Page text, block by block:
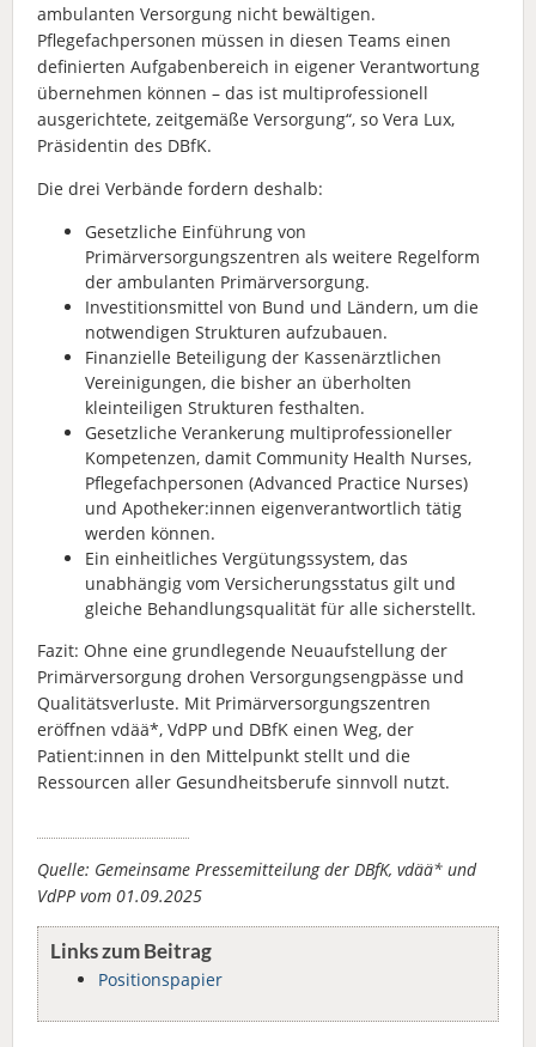
ambulanten Versorgung nicht bewältigen.
Pflegefachpersonen müssen in diesen Teams einen
definierten Aufgabenbereich in eigener Verantwortung
übernehmen können – das ist multiprofessionell
ausgerichtete, zeitgemäße Versorgung“, so Vera Lux,
Präsidentin des DBfK.
Die drei Verbände fordern deshalb:
Gesetzliche Einführung von
Primärversorgungszentren als weitere Regelform
der ambulanten Primärversorgung.
Investitionsmittel von Bund und Ländern, um die
notwendigen Strukturen aufzubauen.
Finanzielle Beteiligung der Kassenärztlichen
Vereinigungen, die bisher an überholten
kleinteiligen Strukturen festhalten.
Gesetzliche Verankerung multiprofessioneller
Kompetenzen, damit Community Health Nurses,
Pflegefachpersonen (Advanced Practice Nurses)
und Apotheker:innen eigenverantwortlich tätig
werden können.
Ein einheitliches Vergütungssystem, das
unabhängig vom Versicherungsstatus gilt und
gleiche Behandlungsqualität für alle sicherstellt.
Fazit: Ohne eine grundlegende Neuaufstellung der
Primärversorgung drohen Versorgungsengpässe und
Qualitätsverluste. Mit Primärversorgungszentren
eröffnen vdää*, VdPP und DBfK einen Weg, der
Patient:innen in den Mittelpunkt stellt und die
Ressourcen aller Gesundheitsberufe sinnvoll nutzt.
Quelle: Gemeinsame Pressemitteilung der DBfK, vdää* und
VdPP vom 01.09.2025
Links zum Beitrag
Positionspapier